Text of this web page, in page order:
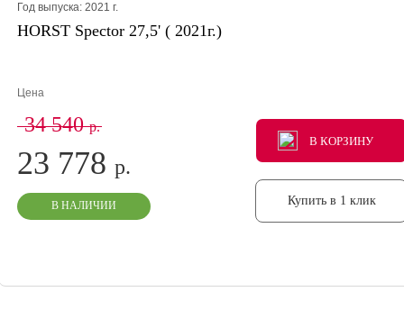
Год выпуска: 2021 г.
HORST Spector 27,5' ( 2021г.)
Цена
34 540р.
23 778 р.
В НАЛИЧИИ
В КОРЗИНУ
В КОРЗИНУ
В КОРЗИНУ
Купить в 1 клик